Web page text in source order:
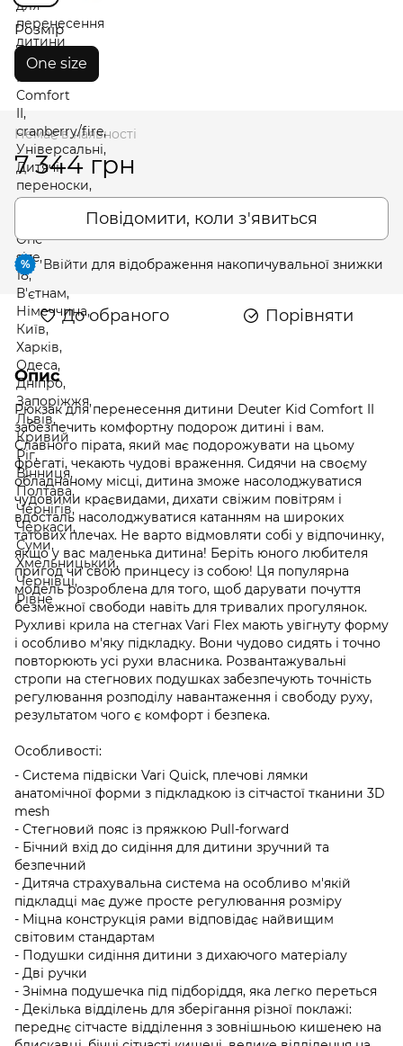
Розмір
One size
Немає в наявності
7 344 грн
Повідомити, коли з'явиться
% Ввійти для відображення накопичувальної знижки
До обраного Порівняти
Опис
Рюкзак для перенесення дитини Deuter Kid Comfort II
забезпечить комфортну подорож дитині і вам.
Славного пірата, який має подорожувати на цьому
фрегаті, чекають чудові враження. Сидячи на своєму
обладнаному місці, дитина зможе насолоджуватися
чудовими краєвидами, дихати свіжим повітрям і
вдосталь насолоджуватися катанням на широких
татових плечах. Не варто відмовляти собі у відпочинку,
якщо у вас маленька дитина! Беріть юного любителя
пригод чи свою принцесу із собою! Ця популярна
модель розроблена для того, щоб дарувати почуття
безмежної свободи навіть для тривалих прогулянок.
Рухливі крила на стегнах Vari Flex мають увігнуту форму
і особливо м'яку підкладку. Вони чудово сидять і точно
повторюють усі рухи власника. Розвантажувальні
стропи на стегнових подушках забезпечують точність
регулювання розподілу навантаження і свободу руху,
результатом чого є комфорт і безпека.
Особливості:
- Система підвіски Vari Quick, плечові лямки
анатомічної форми з підкладкою із сітчастої тканини 3D
mesh
- Стегновий пояс із пряжкою Pull-forward
- Бічний вхід до сидіння для дитини зручний та
безпечний
- Дитяча страхувальна система на особливо м'якій
підкладці має дуже просте регулювання розміру
- Міцна конструкція рами відповідає найвищим
світовим стандартам
- Подушки сидіння дитини з дихаючого матеріалу
- Дві ручки
- Знімна подушечка під підборіддя, яка легко переться
- Декілька відділень для зберігання різної поклажі:
переднє сітчасте відділення з зовнішньою кишенею на